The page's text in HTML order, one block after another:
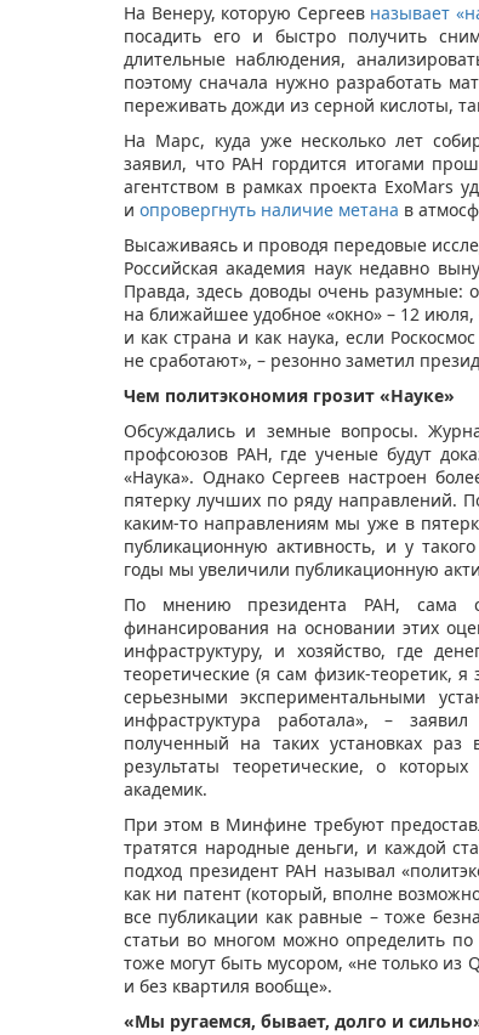
На Венеру, которую Сергеев называет
посадить его и быстро получить
длительные наблюдения,
поэтому сначала нужно разработать
переживать дожди из серной кислоты,
На Марс, куда уже несколько лет
заявил, что РАН гордится итогами
агентством в рамках проекта ExoMars
и опровергнуть наличие метана в
Высаживаясь и проводя передовые
Российская академия наук недавно
Правда, здесь доводы очень разумные:
на ближайшее удобное «окно» – 12
и как страна и как наука, если
не сработают», – резонно заметил
Чем политэкономия грозит «Науке»
Обсуждались и земные вопросы.
профсоюзов РАН, где ученые будут
«Наука». Однако Сергеев настроен
пятерку лучших по ряду направлений.
каким-то направлениям мы уже в
публикационную активность, и у
годы мы увеличили публикационную
По мнению президента РАН, сама
финансирования на основании этих
инфраструктуру, и хозяйство, где
теоретические (я сам физик-теоретик,
серьезными экспериментальными
инфраструктура работала», –
полученный на таких установках
результаты теоретические, о
академик.
При этом в Минфине требуют
тратятся народные деньги, и каждой
подход президент РАН называл
как ни патент (который, вполне
все публикации как равные – тоже
статьи во многом можно определить
тоже могут быть мусором, «не только из
и без квартиля вообще».
«Мы ругаемся, бывает, долго и